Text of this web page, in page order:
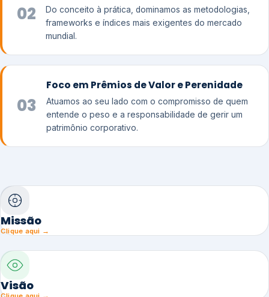
02
Do conceito à prática, dominamos as metodologias,
frameworks e índices mais exigentes do mercado
mundial.
03
Foco em Prêmios de Valor e Perenidade
Atuamos ao seu lado com o compromisso de quem
entende o peso e a responsabilidade de gerir um
patrimônio corporativo.
Missão
Clique aqui →
Visão